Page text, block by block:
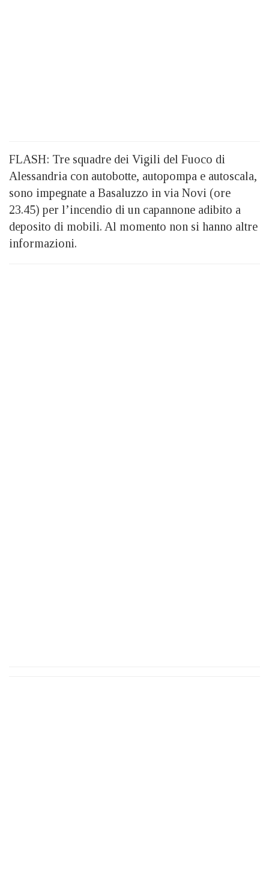
FLASH: Tre squadre dei Vigili del Fuoco di
Alessandria con autobotte, autopompa e autoscala,
sono impegnate a Basaluzzo in via Novi (ore
23.45) per l’incendio di un capannone adibito a
deposito di mobili. Al momento non si hanno altre
informazioni.